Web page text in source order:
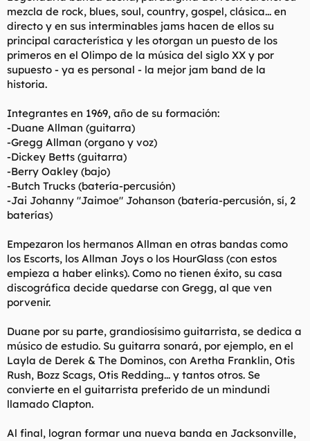
mezcla de rock, blues, soul, country, gospel, clásica... en
directo y en sus interminables jams hacen de ellos su
principal característica y les otorgan un puesto de los
primeros en el Olimpo de la música del siglo XX y por
supuesto - ya es personal - la mejor jam band de la
historia.
Integrantes en 1969, año de su formación:
-Duane Allman (guitarra)
-Gregg Allman (organo y voz)
-Dickey Betts (guitarra)
-Berry Oakley (bajo)
-Butch Trucks (batería-percusión)
-Jai Johanny "Jaimoe" Johanson (batería-percusión, sí, 2
baterías)
Empezaron los hermanos Allman en otras bandas como
los Escorts, los Allman Joys o los HourGlass (con estos
empieza a haber elinks). Como no tienen éxito, su casa
discográfica decide quedarse con Gregg, al que ven
porvenir.
Duane por su parte, grandiosísimo guitarrista, se dedica a
músico de estudio. Su guitarra sonará, por ejemplo, en el
Layla de Derek & The Dominos, con Aretha Franklin, Otis
Rush, Bozz Scags, Otis Redding... y tantos otros. Se
convierte en el guitarrista preferido de un mindundi
llamado Clapton.
Al final, logran formar una nueva banda en Jacksonville,